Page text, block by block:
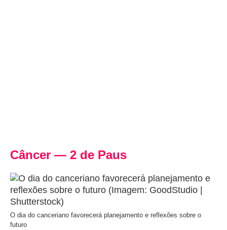
Câncer — 2 de Paus
O dia do canceriano favorecerá planejamento e reflexões sobre o
futuro